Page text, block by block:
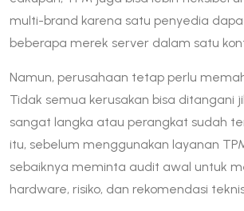
multi-brand karena satu penyedia
beberapa merek server dalam satu
Namun, perusahaan tetap perlu
Tidak semua kerusakan bisa ditangani
sangat langka atau perangkat sudah
itu, sebelum menggunakan layanan
sebaiknya meminta audit awal untuk
hardware, risiko, dan rekomendasi